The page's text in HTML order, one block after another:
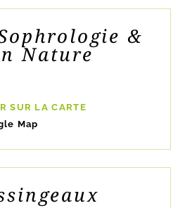
&
Nature
SUR LA CARTE
Map